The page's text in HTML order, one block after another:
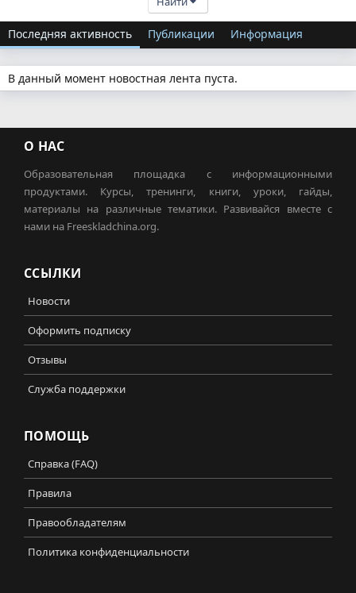
Последняя активность Публикации Информация
В данный момент новостная лента пуста.
О НАС
Образовательная площадка с информационными
продуктами. Курсы, тренинги, книги, уроки, гайды,
материалы на различные тематики. Развивайся вместе с
нами на Freeskladchina.org.
ССЫЛКИ
Новости
Оформить подписку
Отзывы
Служба поддержки
ПОМОЩЬ
Справка (FAQ)
Правила
Правообладателям
Политика конфиденциальности